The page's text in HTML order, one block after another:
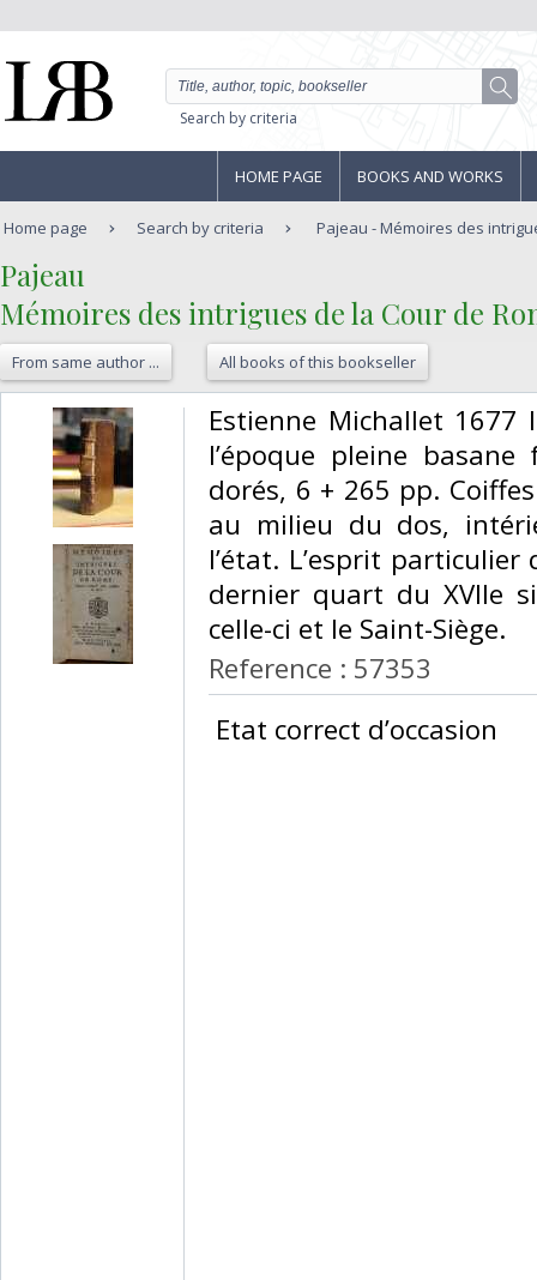
Search by criteria
HOME PAGE BOOKS AND WORKS
Home page Search by criteria Pajeau - Mémoires des
‎Pajeau‎
‎Mémoires des intrigues de la Cour de
From same author ... All books of this bookseller
‎Estienne Michallet 1677
l’époque pleine
dorés, 6 + 265 pp.
au milieu du dos,
l’état. L’esprit
dernier quart du XVIIe
celle-ci et le Saint-Siège.‎
Reference : 57353
‎ Etat correct d’occasion ‎